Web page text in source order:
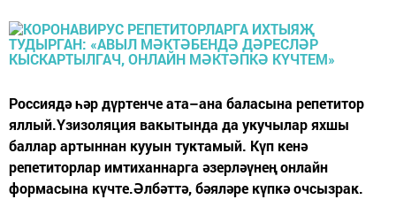
Россиядә һәр дүртенче ата–ана баласына репетитор
яллый.Үзизоляция вакытында да укучылар яхшы
баллар артыннан кууын туктамый. Күп кенә
репетиторлар имтиханнарга әзерләүнең онлайн
формасына күчте.Әлбәттә, бәяләре күпкә очсызрак.